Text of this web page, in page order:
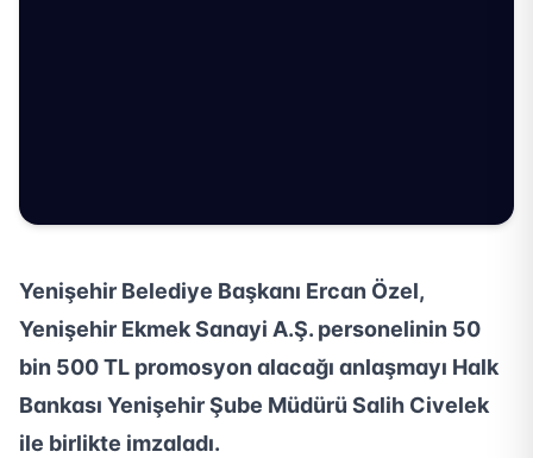
Yenişehir Belediye Başkanı Ercan Özel,
Yenişehir Ekmek Sanayi A.Ş. personelinin 50
bin 500 TL promosyon alacağı anlaşmayı Halk
Bankası Yenişehir Şube Müdürü Salih Civelek
ile birlikte imzaladı.